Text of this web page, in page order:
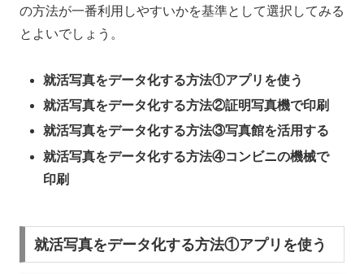
の方法が一番利用しやすいかを基準として選択してみる
とよいでしょう。
就活写真をデータ化する方法①アプリを使う
就活写真をデータ化する方法②証明写真機で印刷
就活写真をデータ化する方法③写真館を活用する
就活写真をデータ化する方法④コンビニの機械で
印刷
就活写真をデータ化する方法①アプリを使う